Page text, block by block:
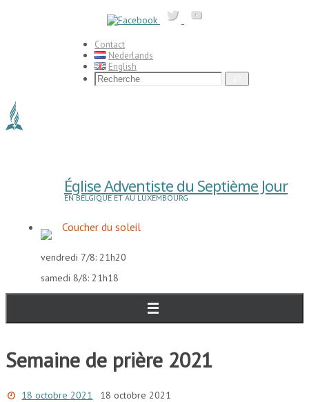
Contact
Nederlands
English
Search
for:
Église Adventiste du Septième Jour
EN BELGIQUE ET AU LUXEMBOURG
Coucher du soleil
vendredi 7/8: 21h20
samedi 8/8: 21h18
Semaine de prière 2021
18 octobre 2021 18 octobre 2021